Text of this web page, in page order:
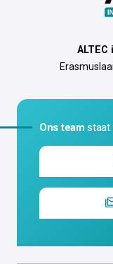
Ons team staat